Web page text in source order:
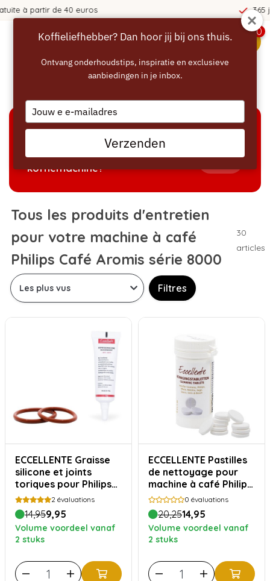
0
Welke producten passen bij mijn
koffiemachine?
Tous les produits d'entretien
pour votre machine à café
Philips Café Aromis série 8000
30
articles
Filtres
ECCELLENTE Graisse
silicone et joints
toriques pour Philips
Saeco
2 évaluations
14,959,95
Volume voordeel vanaf
2 stuks
ECCELLENTE Pastilles
de nettoyage pour
machine à café Philips
- 30 pièces
0 évaluations
20,2514,95
Volume voordeel vanaf
2 stuks
Koffieliefhebber? Dan hoor jij bij ons thuis.
Ontvang onderhoudstips, inspiratie en exclusieve
aanbiedingen in je inbox.
Type
your
email
Verzenden